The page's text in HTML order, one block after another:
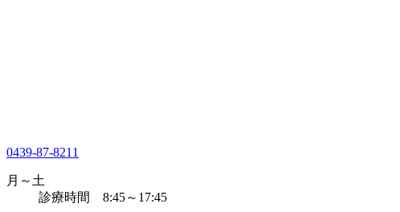
0439-87-8211
月～土
診療時間 8:45～17:45